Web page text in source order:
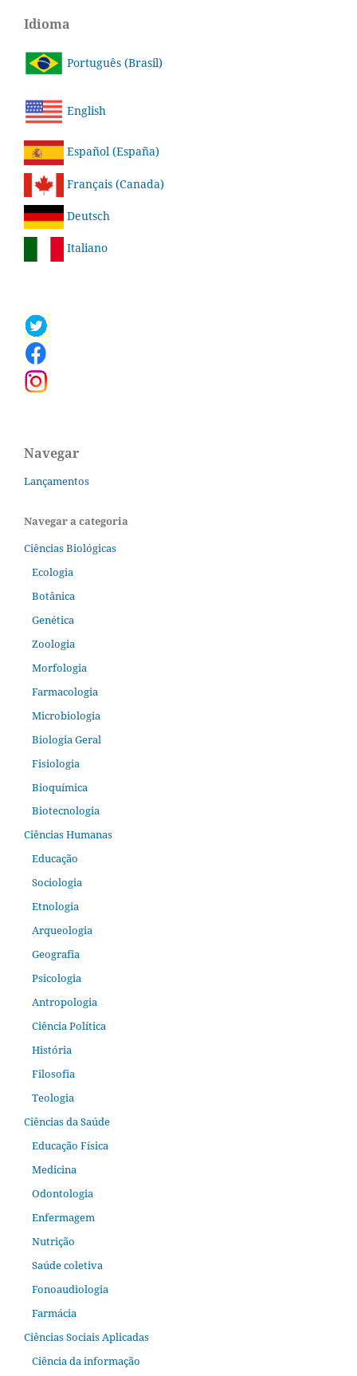
Idioma
Português (Brasil)
English
Español (España)
Français (Canada)
Deutsch
Italiano
Navegar
Lançamentos
Navegar a categoria
Ciências Biológicas
Ecologia
Botânica
Genética
Zoologia
Morfologia
Farmacologia
Microbiologia
Biologia Geral
Fisiologia
Bioquímica
Biotecnologia
Ciências Humanas
Educação
Sociologia
Etnologia
Arqueologia
Geografia
Psicologia
Antropologia
Ciência Política
História
Filosofia
Teologia
Ciências da Saúde
Educação Física
Medicina
Odontologia
Enfermagem
Nutrição
Saúde coletiva
Fonoaudiologia
Farmácia
Ciências Sociais Aplicadas
Ciência da informação